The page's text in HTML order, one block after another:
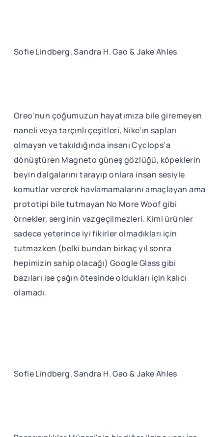
Sofie Lindberg, Sandra H. Gao & Jake Ahles
Oreo’nun çoğumuzun hayatımıza bile giremeyen
naneli veya tarçınlı çeşitleri, Nike’ın sapları
olmayan ve takıldığında insanı Cyclops’a
dönüştüren Magneto güneş gözlüğü, köpeklerin
beyin dalgalarını tarayıp onlara insan sesiyle
komutlar vererek havlamamalarını amaçlayan ama
prototipi bile tutmayan No More Woof gibi
örnekler, serginin vazgeçilmezleri. Kimi ürünler
sadece yeterince iyi fikirler olmadıkları için
tutmazken (belki bundan birkaç yıl sonra
hepimizin sahip olacağı) Google Glass gibi
bazıları ise çağın ötesinde oldukları için kalıcı
olamadı.
Sofie Lindberg, Sandra H. Gao & Jake Ahles